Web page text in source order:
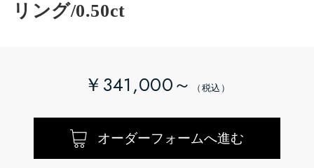
リング/0.50ct
￥341,000～
オーダーフォームへ進む